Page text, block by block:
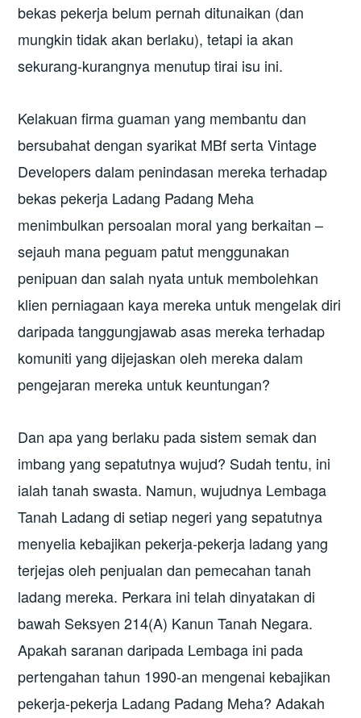
bekas pekerja belum pernah ditunaikan (dan
mungkin tidak akan berlaku), tetapi ia akan
sekurang-kurangnya menutup tirai isu ini.
Kelakuan firma guaman yang membantu dan
bersubahat dengan syarikat MBf serta Vintage
Developers dalam penindasan mereka terhadap
bekas pekerja Ladang Padang Meha
menimbulkan persoalan moral yang berkaitan –
sejauh mana peguam patut menggunakan
penipuan dan salah nyata untuk membolehkan
klien perniagaan kaya mereka untuk mengelak diri
daripada tanggungjawab asas mereka terhadap
komuniti yang dijejaskan oleh mereka dalam
pengejaran mereka untuk keuntungan?
Dan apa yang berlaku pada sistem semak dan
imbang yang sepatutnya wujud? Sudah tentu, ini
ialah tanah swasta. Namun, wujudnya Lembaga
Tanah Ladang di setiap negeri yang sepatutnya
menyelia kebajikan pekerja-pekerja ladang yang
terjejas oleh penjualan dan pemecahan tanah
ladang mereka. Perkara ini telah dinyatakan di
bawah Seksyen 214(A) Kanun Tanah Negara.
Apakah saranan daripada Lembaga ini pada
pertengahan tahun 1990-an mengenai kebajikan
pekerja-pekerja Ladang Padang Meha? Adakah